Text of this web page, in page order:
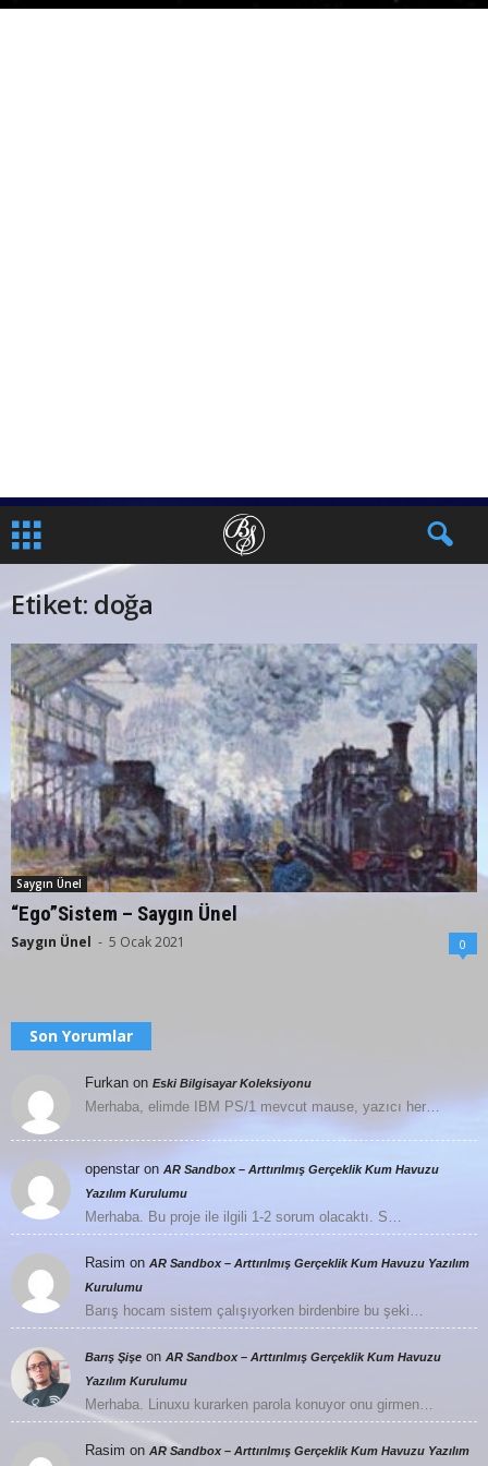
Etiket: doğa
Saygın Ünel
“Ego”Sistem – Saygın Ünel
Saygın Ünel - 5 Ocak 2021 0
Son Yorumlar
Furkan on Eski Bilgisayar Koleksiyonu
Merhaba, elimde IBM PS/1 mevcut mause, yazıcı her…
openstar on AR Sandbox – Arttırılmış Gerçeklik Kum Havuzu
Yazılım Kurulumu
Merhaba. Bu proje ile ilgili 1-2 sorum olacaktı. S…
Rasim on AR Sandbox – Arttırılmış Gerçeklik Kum Havuzu Yazılım
Kurulumu
Barış hocam sistem çalışıyorken birdenbire bu şeki…
Barış Şişe on AR Sandbox – Arttırılmış Gerçeklik Kum Havuzu
Yazılım Kurulumu
Merhaba. Linuxu kurarken parola konuyor onu girmen…
Rasim on AR Sandbox – Arttırılmış Gerçeklik Kum Havuzu Yazılım